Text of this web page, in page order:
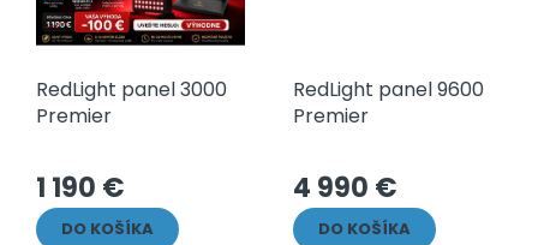
RedLight panel 3000
Premier
1 190 €
DO KOŠÍKA
RedLight panel 9600
Premier
4 990 €
DO KOŠÍKA